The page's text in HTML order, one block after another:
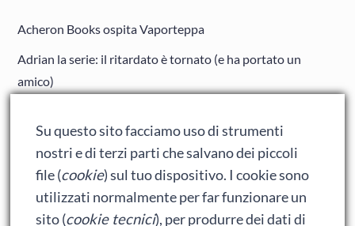
Acheron Books ospita Vaporteppa
Adrian la serie: il ritardato è tornato (e ha portato un
amico)
Ralph spacca Internet: analisi del film
Bumblebee: un buon film dei Transformers
Su questo sito facciamo uso di strumenti
nostri e di terzi parti che salvano dei piccoli
file (cookie) sul tuo dispositivo. I cookie sono
utilizzati normalmente per far funzionare un
sito (cookie tecnici), per produrre dei dati di